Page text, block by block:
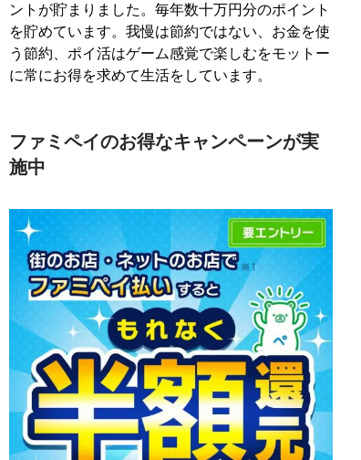
ントが貯まりました。毎年数十万円分のポイント
を貯めています。我慢は節約ではない、お金を使
う節約、ポイ活はゲーム感覚で楽しむをモットー
に常にお得を求めて生活をしています。
ファミペイのお得なキャンペーンが実
施中